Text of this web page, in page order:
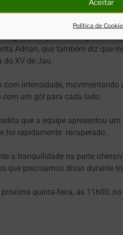
Aceitar
Política de
gol, principalmente ajudando a
Adrian, que também diz que
do XV de Jaú.
intensidade, movimentando
um gol para cada lado.
que a equipe apresentou
foi rapidamente recuperado.
a tranquilidade na parte
que precisamos disso durante
quinta-feira, às 11h00,